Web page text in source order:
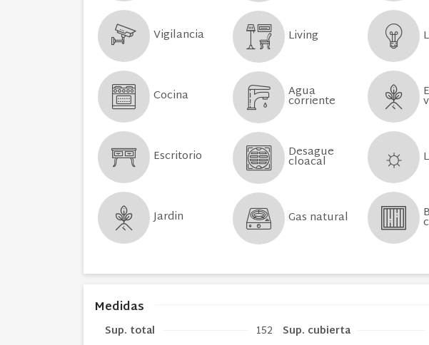
Vigilancia
Cocina
Escritorio
Jardin
Living
Agua
corriente
Desague
cloacal
Gas natural
Medidas
Sup. total 152 Sup. cubierta